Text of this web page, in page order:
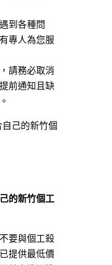
到各種問
專人為您服
請務必取消
前通知且缺
己的新竹個
的新竹個工
要與個工殺
提供最低價